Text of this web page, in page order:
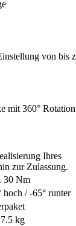
von bis
mit 360°
Ihres
zur Zulassung.
30 Nm
hoch / -65° runter
kg